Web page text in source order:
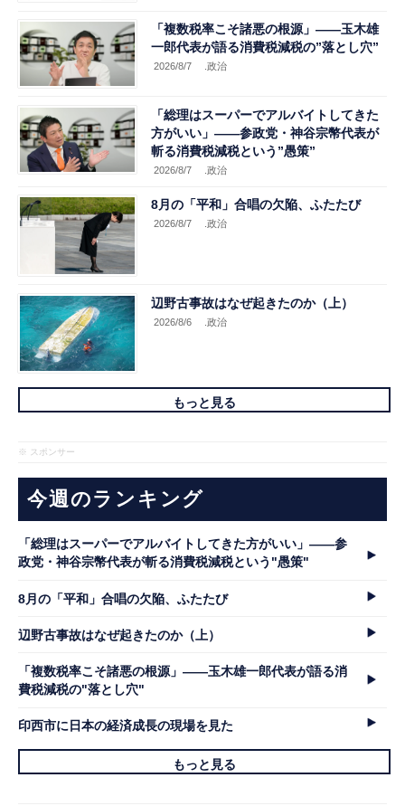
「複数税率こそ諸悪の根源」――玉木雄
一郎代表が語る消費税減税の”落とし穴”
2026/8/7 .政治
「総理はスーパーでアルバイトしてきた
方がいい」――参政党・神谷宗幣代表が
斬る消費税減税という”愚策”
2026/8/7 .政治
8月の「平和」合唱の欠陥、ふたたび
2026/8/7 .政治
辺野古事故はなぜ起きたのか（上）
2026/8/6 .政治
もっと見る
※ スポンサー
今週のランキング
「総理はスーパーでアルバイトしてきた方がいい」――参
政党・神谷宗幣代表が斬る消費税減税という"愚策"
8月の「平和」合唱の欠陥、ふたたび
辺野古事故はなぜ起きたのか（上）
「複数税率こそ諸悪の根源」――玉木雄一郎代表が語る消
費税減税の"落とし穴"
印西市に日本の経済成長の現場を見た
もっと見る